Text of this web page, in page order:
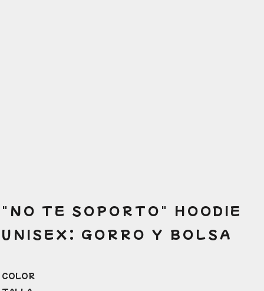
"NO TE SOPORTO" HOODIE
UNISEX: GORRO Y BOLSA
COLOR